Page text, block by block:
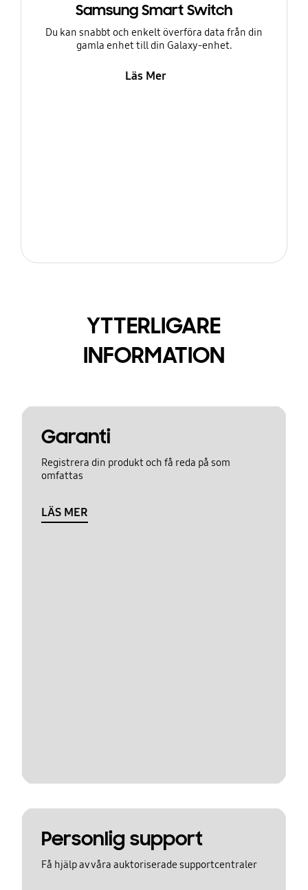
Samsung Smart Switch
Du kan snabbt och enkelt överföra data från din
gamla enhet till din Galaxy-enhet.
Läs Mer
YTTERLIGARE
INFORMATION
Garanti
Registrera din produkt och få reda på som
omfattas
LÄS MER
Personlig support
Få hjälp av våra auktoriserade supportcentraler